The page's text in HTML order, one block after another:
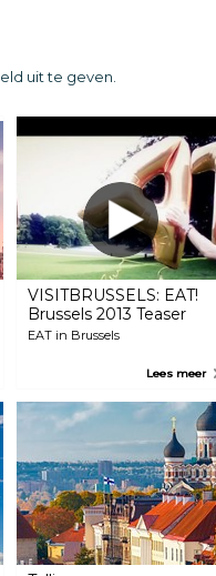
uit te geven.
VISITBRUSSELS: EAT!
Brussels 2013 Teaser
EAT in Brussels
Lees meer